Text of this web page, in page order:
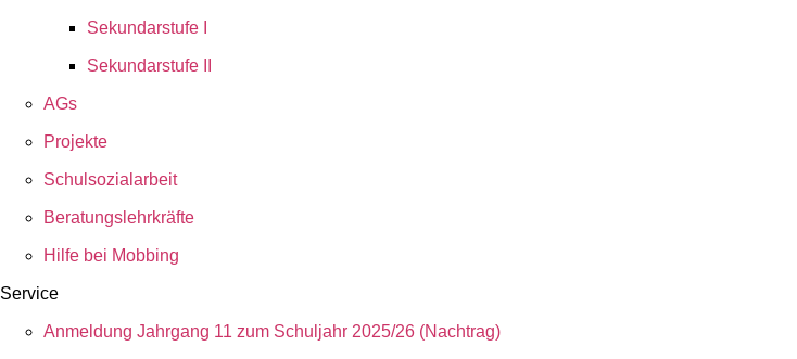
Sekundarstufe I
Sekundarstufe II
AGs
Projekte
Schulsozialarbeit
Beratungslehrkräfte
Hilfe bei Mobbing
Service
Anmeldung Jahrgang 11 zum Schuljahr 2025/26 (Nachtrag)